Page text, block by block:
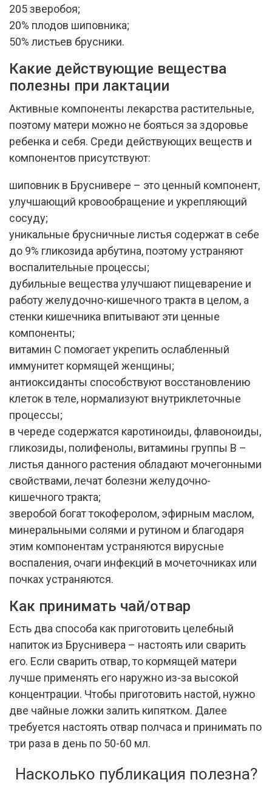
205 зверобоя;
20% плодов шиповника;
50% листьев брусники.
Какие действующие вещества
полезны при лактации
Активные компоненты лекарства растительные,
поэтому матери можно не бояться за здоровье
ребенка и себя. Среди действующих веществ и
компонентов присутствуют:
шиповник в Бруснивере – это ценный компонент,
улучшающий кровообращение и укрепляющий
сосуду;
уникальные брусничные листья содержат в себе
до 9% гликозида арбутина, поэтому устраняют
воспалительные процессы;
дубильные вещества улучшают пищеварение и
работу желудочно-кишечного тракта в целом, а
стенки кишечника впитывают эти ценные
компоненты;
витамин С помогает укрепить ослабленный
иммунитет кормящей женщины;
антиоксиданты способствуют восстановлению
клеток в теле, нормализуют внутриклеточные
процессы;
в череде содержатся каротиноиды, флавоноиды,
гликозиды, полифенолы, витамины группы В –
листья данного растения обладают мочегонными
свойствами, лечат болезни желудочно-
кишечного тракта;
зверобой богат токоферолом, эфирным маслом,
минеральными солями и рутином и благодаря
этим компонентам устраняются вирусные
воспаления, очаги инфекций в мочеточниках или
почках устраняются.
Как принимать чай/отвар
Есть два способа как приготовить целебный
напиток из Бруснивера – настоять или сварить
его. Если сварить отвар, то кормящей матери
лучше применять его наружно из-за высокой
концентрации. Чтобы приготовить настой, нужно
две чайные ложки залить кипятком. Далее
требуется настоять отвар полчаса и принимать по
три раза в день по 50-60 мл.
Насколько публикация полезна?